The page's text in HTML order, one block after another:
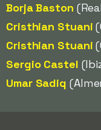
Borja Baston
Cristhian Stuani
Cristhian Stuani
Sergio Castel
Umar Sadiq